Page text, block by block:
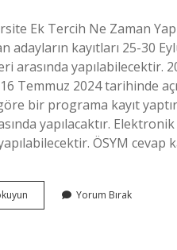
Ek Tercih Ne Zaman
adayların kayıtları 25-30
​​arasında yapılabilecektir.
Temmuz 2024 tarihinde
bir programa kayıt
yapılacaktır.
ÖSYM cevap
Sonuçları
Yorum Bırak